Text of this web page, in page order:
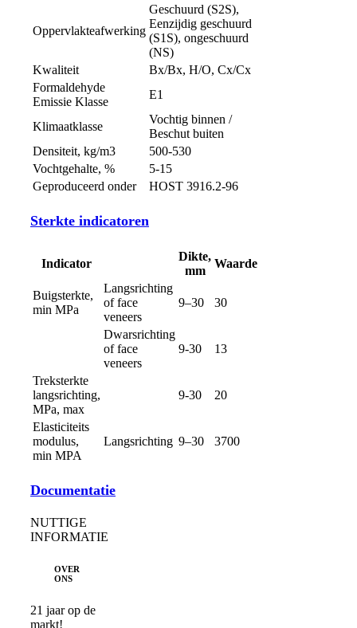
Oppervlakteafwerking
Geschuurd (S2S),
Eenzijdig geschuurd
(S1S), ongeschuurd
(NS)
Kwaliteit
Вx/Bx, H/O, Cx/Cx
Formaldehyde
Emissie Klasse
Е1
Klimaatklasse
Vochtig binnen /
Beschut buiten
Densiteit, kg/m3
500-530
Vochtgehalte, %
5-15
Geproduceerd onder
HOST 3916.2-96
Sterkte indicatoren
Indicator
Dikte,
mm
Waarde
Buigsterkte,
min MPa
Langsrichting
of face
veneers
9–30 30
Dwarsrichting
of face
veneers
9-30 13
Treksterkte
langsrichting,
MPa, max
9-30 20
Elasticiteits
modulus,
min MPA
Langsrichting 9–30 3700
Documentatie
NUTTIGE
INFORMATIE
OVER
ONS
21 jaar op de
markt!